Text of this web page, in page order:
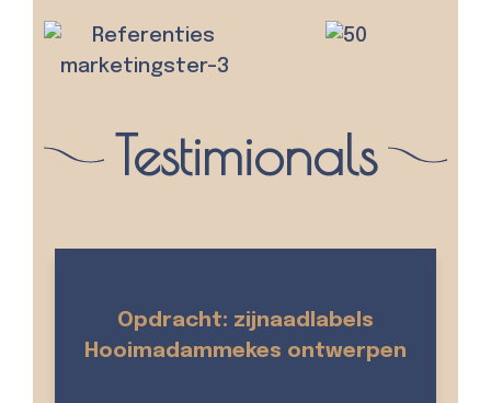
Testimionals
Opdracht: zijnaadlabels
Hooimadammekes ontwerpen